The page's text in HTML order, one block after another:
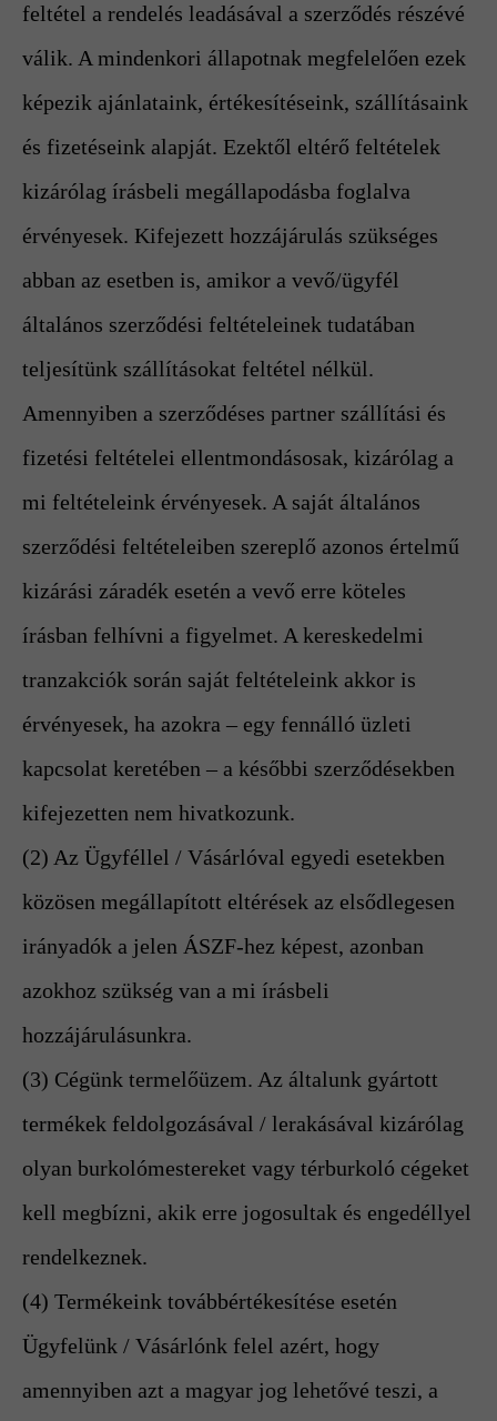
feltétel a rendelés leadásával a szerződés részévé
válik. A mindenkori állapotnak megfelelően ezek
képezik ajánlataink, értékesítéseink, szállításaink
és fizetéseink alapját. Ezektől eltérő feltételek
kizárólag írásbeli megállapodásba foglalva
érvényesek. Kifejezett hozzájárulás szükséges
abban az esetben is, amikor a vevő/ügyfél
általános szerződési feltételeinek tudatában
teljesítünk szállításokat feltétel nélkül.
Amennyiben a szerződéses partner szállítási és
fizetési feltételei ellentmondásosak, kizárólag a
mi feltételeink érvényesek. A saját általános
szerződési feltételeiben szereplő azonos értelmű
kizárási záradék esetén a vevő erre köteles
írásban felhívni a figyelmet. A kereskedelmi
tranzakciók során saját feltételeink akkor is
érvényesek, ha azokra – egy fennálló üzleti
kapcsolat keretében – a későbbi szerződésekben
kifejezetten nem hivatkozunk.
(2) Az Ügyféllel / Vásárlóval egyedi esetekben
közösen megállapított eltérések az elsődlegesen
irányadók a jelen ÁSZF-hez képest, azonban
azokhoz szükség van a mi írásbeli
hozzájárulásunkra.
(3) Cégünk termelőüzem. Az általunk gyártott
termékek feldolgozásával / lerakásával kizárólag
olyan burkolómestereket vagy térburkoló cégeket
kell megbízni, akik erre jogosultak és engedéllyel
rendelkeznek.
(4) Termékeink továbbértékesítése esetén
Ügyfelünk / Vásárlónk felel azért, hogy
amennyiben azt a magyar jog lehetővé teszi, a